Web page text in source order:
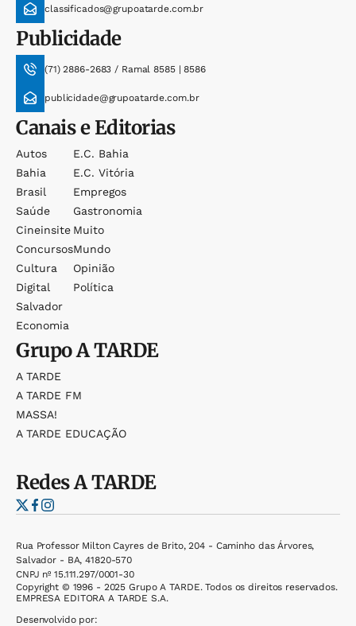
classificados@grupoatarde.com.br
Publicidade
(71) 2886-2683 / Ramal 8585 | 8586
publicidade@grupoatarde.com.br
Canais e Editorias
Autos
Bahia
Brasil
Saúde
Cineinsite
Concursos
Cultura
Digital
Salvador
Economia
E.c. Bahia
E.c. Vitória
Empregos
Gastronomia
Muito
Mundo
Opinião
Política
GrupoA TARDE
A TARDE
A TARDE FM
MASSA!
A TARDE EDUCAÇÃO
RedesA TARDE
Rua Professor Milton Cayres de Brito, 204 - Caminho das Árvores,
Salvador - BA, 41820-570
CNPJ nº 15.111.297/0001-30
Copyright © 1996 - 2025 Grupo A TARDE. Todos os direitos reservados.
EMPRESA EDITORA A TARDE S.A.
Desenvolvido por: